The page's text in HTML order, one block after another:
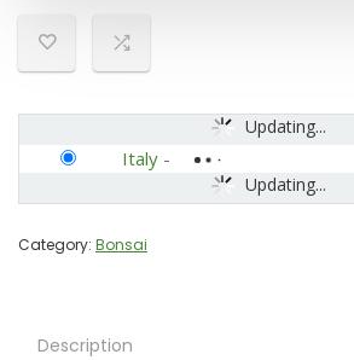
Updating...
Updating...
Italy -
Category: Bonsai
Description